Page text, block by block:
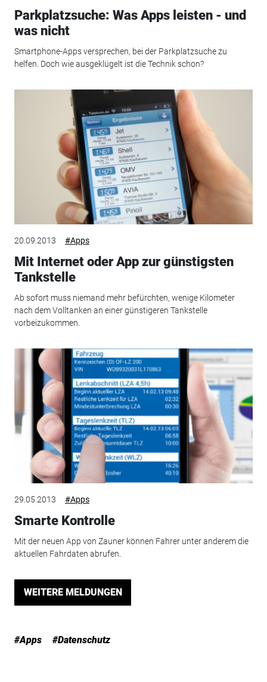
Parkplatzsuche: Was Apps leisten - und
was nicht
Smartphone-Apps versprechen, bei der Parkplatzsuche zu
helfen. Doch wie ausgeklügelt ist die Technik schon?
20.09.2013 #Apps
Mit Internet oder App zur günstigsten
Tankstelle
Ab sofort muss niemand mehr befürchten, wenige Kilometer
nach dem Volltanken an einer günstigeren Tankstelle
vorbeizukommen.
29.05.2013 #Apps
Smarte Kontrolle
Mit der neuen App von Zauner können Fahrer unter anderem die
aktuellen Fahrdaten abrufen.
WEITERE MELDUNGEN
#Apps #Datenschutz